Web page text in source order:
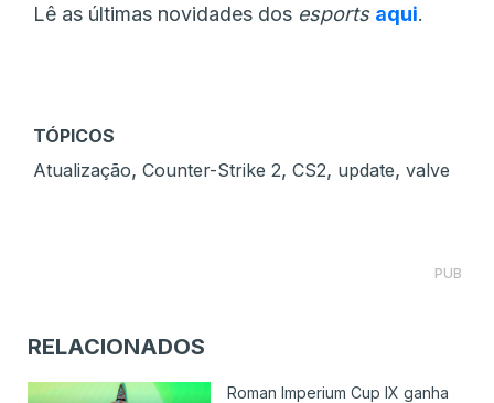
Lê as últimas novidades dos esports aqui.
TÓPICOS
Atualização, Counter-Strike 2, CS2, update, valve
PUB
RELACIONADOS
Roman Imperium Cup IX ganha